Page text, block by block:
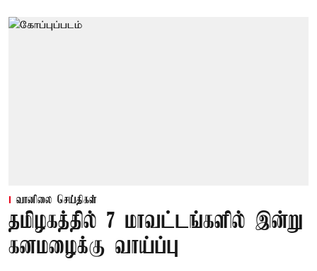
வானிலை செய்திகள்
தமிழகத்தில் 7 மாவட்டங்களில் இன்று
கனமழைக்கு வாய்ப்பு